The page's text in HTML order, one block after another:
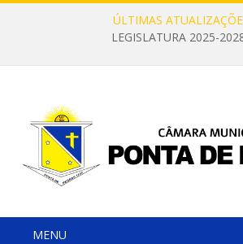
ÚLTIMAS
LEGISLATURA 2025-
MENU